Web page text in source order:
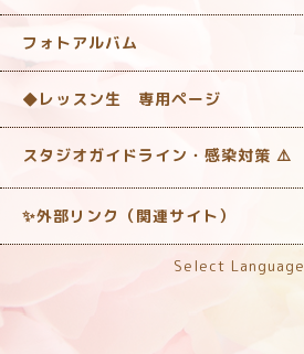
フォトアルバム
◆レッスン生 専用ページ
スタジオガイドライン・感染対策 ‎⚠️
✨外部リンク（関連サイト）
Select Language